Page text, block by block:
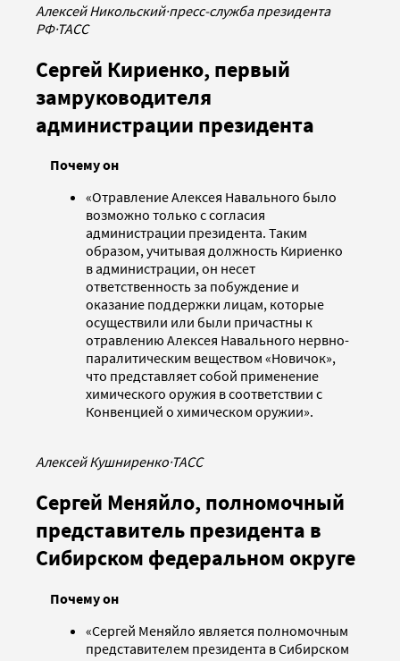
Алексей Никольский·пресс-служба президента
РФ·ТАСС
Сергей Кириенко, первый
замруководителя
администрации президента
Почему он
«Отравление Алексея Навального было
возможно только с согласия
администрации президента. Таким
образом, учитывая должность Кириенко
в администрации, он несет
ответственность за побуждение и
оказание поддержки лицам, которые
осуществили или были причастны к
отравлению Алексея Навального нервно-
паралитическим веществом «Новичок»,
что представляет собой применение
химического оружия в соответствии с
Конвенцией о химическом оружии».
Алексей Кушниренко·ТАСС
Сергей Меняйло, полномочный
представитель президента в
Сибирском федеральном округе
Почему он
«Сергей Меняйло является полномочным
представителем президента в Сибирском